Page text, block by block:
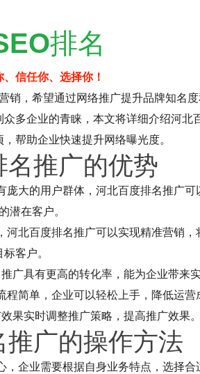
排名
、信任你、选择你！
销，希望通过网络推广提升品牌知名
多企业的青睐，本文将详细介绍河北
帮助企业快速提升网络曝光度。
名推广的优势
大的用户群体，河北百度排名推广可
潜在客户。
北百度排名推广可以实现精准营销，
标客户。
广具有更高的转化率，能为企业带来
简单，企业可以轻松上手，降低运营
果实时调整推广策略，提高推广效果。
广的操作方法
企业需要根据自身业务特点，选择合